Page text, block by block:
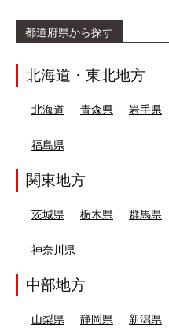
都道府県から探す
北海道・東北地方
北海道 青森県 岩手県
福島県
関東地方
茨城県 栃木県 群馬県
神奈川県
中部地方
山梨県 静岡県 新潟県